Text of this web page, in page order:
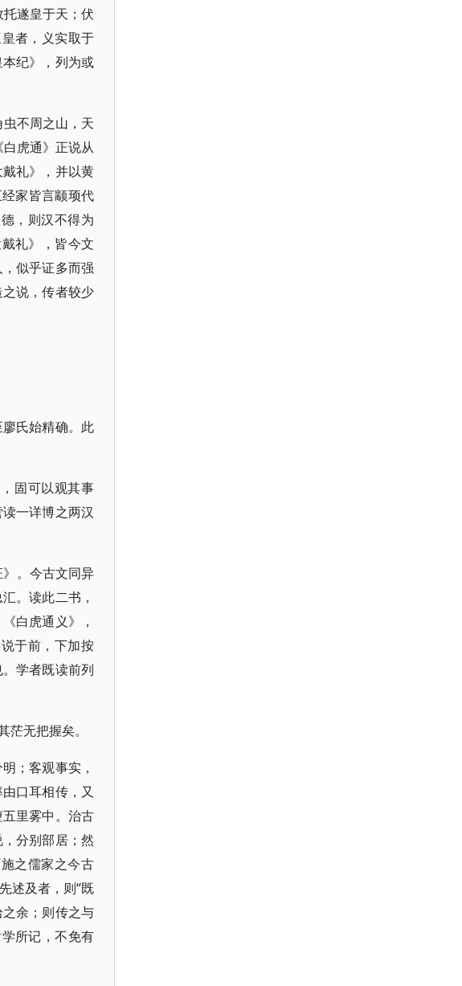
遂皇于天；伏
者，义实取于
纪》，列为或
不周之山，天
虎通》正说从
礼》，并以黄
家皆言颛顼代
，则汉不得为
礼》，皆今文
似乎证多而强
说，传者较少
氏始精确。此
固可以观其事
一详博之两汉
》。今古文同异
。读此二书，
白虎通义》，
于前，下加按
学者既读前列
无把握矣。
；客观事实，
口耳相传，又
里雾中。治古
分别部居；然
之儒家之今古
述及者，则“既
余；则传之与
所记，不免有